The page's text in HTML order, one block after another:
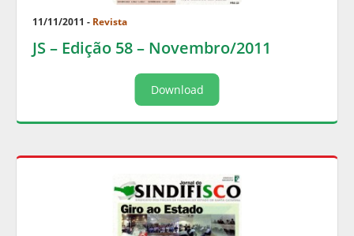
11/11/2011 - Revista
JS – Edição 58 – Novembro/2011
Download